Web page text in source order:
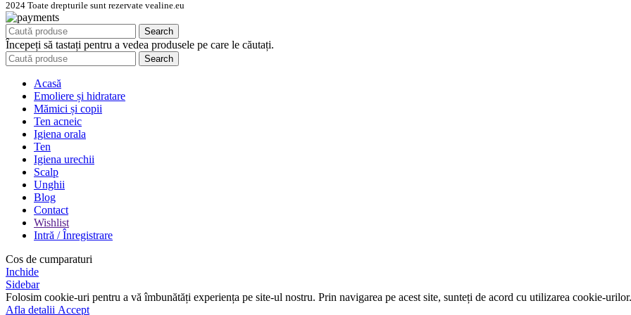
2024 Toate drepturile sunt rezervate vealine.eu
Search
Începeți să tastați pentru a vedea produsele pe care le căutați.
Search
Acasă
Emoliere și hidratare
Mămici și copii
Ten acneic
Igiena orala
Ten
Igiena urechii
Scalp
Unghii
Blog
Contact
Wishlist
Intră / Înregistrare
Cos de cumparaturi
Inchide
Sidebar
Folosim cookie-uri pentru a vă îmbunătăți experiența pe site-ul nostru. Prin navigarea pe acest site, sunteți de acord cu utilizarea cookie-urilor.
Afla detalii Afla
Accept